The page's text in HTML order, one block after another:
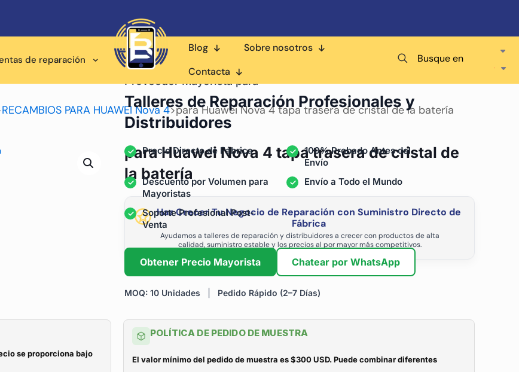
de reparación
Blog
Sobre nosotros
Contacta
Busque en
RECAMBIOS PARA HUAWEI Nova 4>para Huawei Nova 4 tapa trasera de cristal de la batería
para Huawei Nova 4 tapa trasera de cristal de
la batería
Haz Crecer Tu Negocio de Reparación con Suministro Directo de
Fábrica
Ayudamos a talleres de reparación y distribuidores a crecer con productos de alta
calidad, suministro estable y los precios al por mayor más competitivos.
Proveedor Mayorista para
Talleres de Reparación Profesionales y
Distribuidores
Precio Directo de Fábrica
100% Probado Antes del
Envío
Descuento por Volumen para
Mayoristas
Envío a Todo el Mundo
Soporte Profesional Post-
Venta
Obtener Precio Mayorista Chatear por WhatsApp
MOQ: 10 Unidades Pedido Rápido (2–7 Días)
se proporciona bajo
POLÍTICA DE PEDIDO DE MUESTRA
El valor mínimo del pedido de muestra es $300 USD. Puede combinar diferentes